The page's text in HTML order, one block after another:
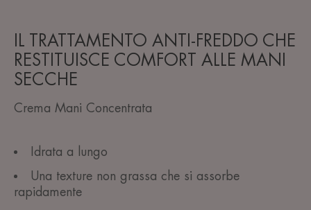
IL TRATTAMENTO ANTI-FREDDO CHE
RESTITUISCE COMFORT ALLE MANI
SECCHE
Crema Mani Concentrata
Idrata a lungo
Una texture non grassa che si assorbe
rapidamente